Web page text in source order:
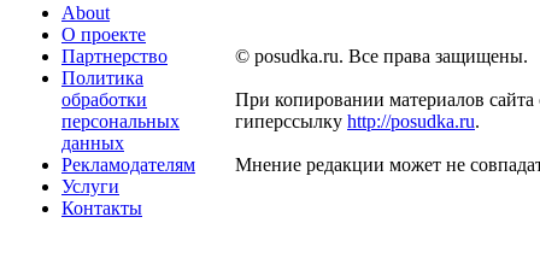
About
О проекте
Партнерство
Политика
обработки
персональных
данных
Рекламодателям
Услуги
Контакты
© posudka.ru. Все права защищены.
При копировании материалов сайта
гиперссылку http://posudka.ru.
Мнение редакции может не